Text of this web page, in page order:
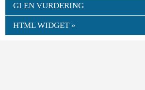
GI EN VURDERING
HTML WIDGET »